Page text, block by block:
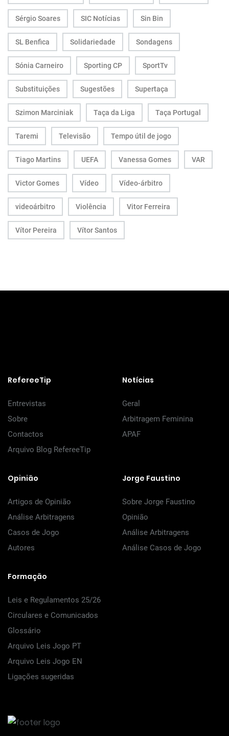
Sérgio Soares SIC Notícias Sin Bin
SL Benfica Solidariedade Sondagens
Sónia Carneiro Sporting CP SportTv
Substituições Sugestões Supertaça
Szimon Marciniak Taça da Liga Taça Portugal
Taremi Televisão Tempo útil de jogo
Tiago Martins UEFA Vanessa Gomes VAR
Victor Gomes Vídeo Vídeo-árbitro
videoárbitro Violência Vitor Ferreira
Vítor Pereira Vítor Santos
RefereeTip
Entrevistas
Sobre
Contactos
Arquivo Blog RefereeTip
Notícias
Geral
Arbitragem Feminina
APAF
Opinião
Artigos de Opinião
Análise Arbitragens
Casos de Jogo
Autores
Jorge Faustino
Sobre Jorge Faustino
Opinião
Análise Arbitragens
Análise Casos de Jogo
Formação
Leis e Regulamentos 25/26
Circulares e Comunicados
Glossário
Arquivo Leis Jogo PT
Arquivo Leis Jogo EN
Ligações sugeridas